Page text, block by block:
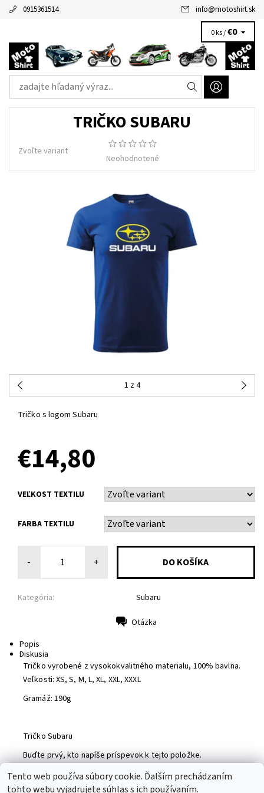
0915361514 info@motoshirt.sk
0 ks /€0
TRIČKO SUBARU
Zvoľte variant
Neohodnotené
1 z 4
Tričko s logom Subaru
€14,80
VEĽKOST TEXTILU
FARBA TEXTILU
- +
Kategória: Subaru
Otázka
Popis
Diskusia
Tričko vyrobené z vysokokvalitného materialu, 100% bavlna.
Veľkosti: XS, S, M, L, XL, XXL, XXXL
Gramáž: 190g
Tričko Subaru
Buďte prvý, kto napíše príspevok k tejto položke.
Pridať komentár
Tento web používa súbory cookie. Ďalším prechádzaním
tohto webu vyjadrujete súhlas s ich používaním.